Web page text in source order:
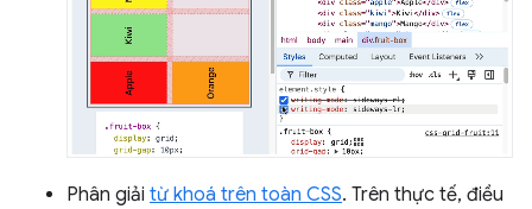
Phân giải từ khoá trên toàn CSS. Trên thực tế, điều